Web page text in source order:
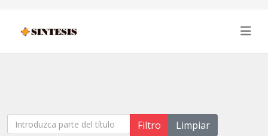
Introduzca parte del título Filtro
Limpiar